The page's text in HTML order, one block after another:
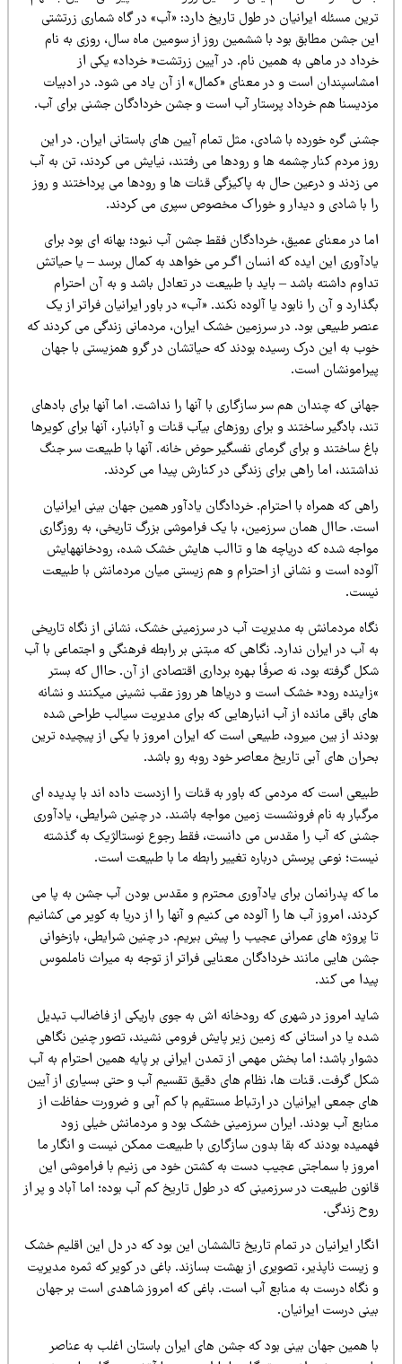
مسئله ایرانیان در طول تاریخ دارد: «آب» در گاه شماری زرتشتی
جشن مطابق بود با ششمین روز از سومین ماه سال، روزی به نام
در ماهی به همین نام. در آیین زرتشت« خرداد» یکی از
است و در معنای «کمال» از آن یاد می شود. در ادبیات
هم خرداد پرستار آب است و جشن خردادگان جشنی برای آب.
گره خورده با شادی، مثل تمام آیین های باستانی ایران. در این
مردم کنار چشمه ها و رودها می رفتند، نیایش می کردند، تن به آب
زدند و درعین حال به پاکیزگی قنات ها و رودها می پرداختند و روز
با شادی و دیدار و خوراک مخصوص سپری می کردند.
در معنای عمیق، خردادگان فقط جشن آب نبود؛ بهانه ای بود برای
این ایده که انسان اگـر می خواهد به کمال برسد – یا حیاتش
داشته باشد – باید با طبیعت در تعادل باشد و به آن احترام
و آن را نابود یا آلوده نکند. «آب» در باور ایرانیان فراتر از یک
طبیعی بود. در سرزمین خشک ایران، مردمانی زندگی می کردند که
به این درک رسیده بودند که حیاتشان در گرو همزیستی با جهان
است.
که چندان هم سر سازگاری با آنها را نداشت. اما آنها برای بادهای
بادگیر ساختند و برای روزهای بیآب قنات و آبانبار، آنها برای کویرها
ساختند و برای گرمای نفسگیر حوض خانه. آنها با طبیعت سر جنگ
اما راهی برای زندگی در کنارش پیدا می کردند.
که همراه با احترام. خردادگان یادآور همین جهان بینی ایرانیان
حاال همان سرزمین، با یک فراموشی بزرگ تاریخی، به روزگاری
شده که دریاچه ها و تاالب هایش خشک شده، رودخانههایش
است و نشانی از احترام و هم زیستی میان مردمانش با طبیعت
مردمانش به مدیریت آب در سرزمینی خشک، نشانی از نگاه تاریخی
آب در ایران ندارد. نگاهی که مبتنی بر رابطه فرهنگی و اجتماعی با آب
گرفته بود، نه صرفًا بـهره برداری اقتصادی از آن. حاال که بستر
رود« خشک است و دریاها هر روز عقب نشینی میکنند و نشانه
باقی مانده از آب انبارهایی که برای مدیریت سیالب طراحی شده
از بین میرود، طبیعی است که ایران امروز با یکی از پیچیده ترین
های آبی تاریخ معاصر خود روبه رو باشد.
است که مردمی که باور به قنات را ازدست داده اند با پدیده ای
به نام فرونشست زمین مواجه باشند. در چنین شرایطی، یادآوری
که آب را مقدس می دانست، فقط رجوع نوستالژیک به گذشته
نوعی پرسش درباره تغییر رابطه ما با طبیعت است.
که پدرانمان برای یادآوری محترم و مقدس بودن آب جشن به پا می
امروز آب ها را آلوده می کنیم و آنها را از دریا به کویر می کشانیم
پروژه های عمرانی عجیب را پیش ببریم. در چنین شرایطی، بازخوانی
هایی مانند خردادگان معنایی فراتر از توجه به میراث ناملموس
می کند.
امروز در شهری که رودخانه اش به جوی باریکی از فاضالب تبدیل
یا در استانی که زمین زیر پایش فرومی نشیند، تصور چنین نگاهی
باشد؛ اما بخش مهمی از تمدن ایرانی بر پایه همین احترام به آب
گرفت. قنات ها، نظام های دقیق تقسیم آب و حتی بسیاری از آیین
جمعی ایرانیان در ارتباط مستقیم با کم آبی و ضرورت حفاظت از
آب بودند. ایران سرزمینی خشک بود و مردمانش خیلی زود
بودند که بقا بدون سازگاری با طبیعت ممکن نیست و انگار ما
با سماجتی عجیب دست به کشتن خود می زنیم با فراموشی این
طبیعت در سرزمینی که در طول تاریخ کم آب بوده؛ اما آباد و پر از
زندگی.
ایرانیان در تمام تاریخ تالششان این بود که در دل این اقلیم خشک
زیست ناپذیر، تصویری از بهشت بسازند. باغی در کویر که ثمره مدیریت
نگاه درست به منابع آب است. باغی که امروز شاهدی است بر جهان
درست ایرانیان.
همین جهان بینی بود که جشن های ایران باستان اغلب به عناصر